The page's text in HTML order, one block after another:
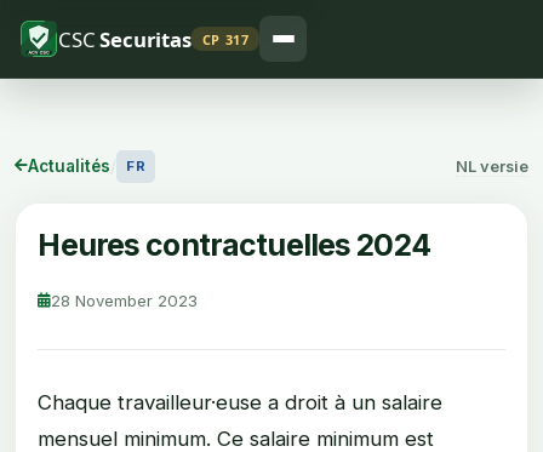
CSCSecuritas CP 317
Actualités FR NL versie
Heures contractuelles 2024
28 November 2023
Chaque travailleur·euse a droit à un salaire
mensuel minimum. Ce salaire minimum est